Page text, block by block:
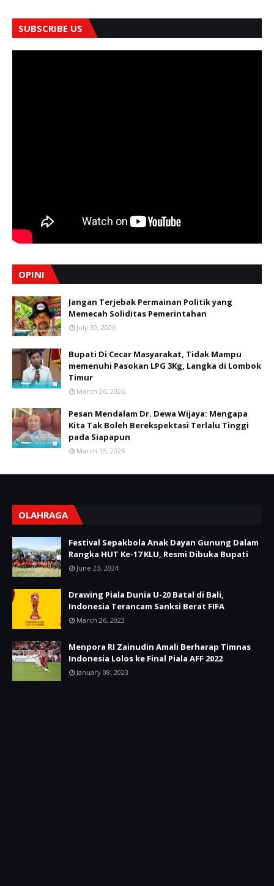
SUBSCRIBE US
OPINI
Jangan Terjebak Permainan Politik yang
Memecah Soliditas Pemerintahan
July 30, 2026
Bupati Di Cecar Masyarakat, Tidak Mampu
memenuhi Pasokan LPG 3Kg, Langka di Lombok
Timur
March 26, 2026
Pesan Mendalam Dr. Dewa Wijaya: Mengapa
Kita Tak Boleh Berekspektasi Terlalu Tinggi
pada Siapapun
March 15, 2026
OLAHRAGA
Festival Sepakbola Anak Dayan Gunung Dalam
Rangka HUT Ke-17 KLU, Resmi Dibuka Bupati
June 23, 2024
Drawing Piala Dunia U-20 Batal di Bali,
Indonesia Terancam Sanksi Berat FIFA
March 26, 2023
Menpora RI Zainudin Amali Berharap Timnas
Indonesia Lolos ke Final Piala AFF 2022
January 08, 2023